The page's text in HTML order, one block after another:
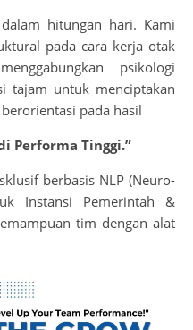
hitungan hari. Kami
pada cara kerja otak
psikologi
tajam untuk menciptakan
pada hasil
Performa Tinggi.”
berbasis NLP (Neuro-
Instansi Pemerintah &
tim dengan alat